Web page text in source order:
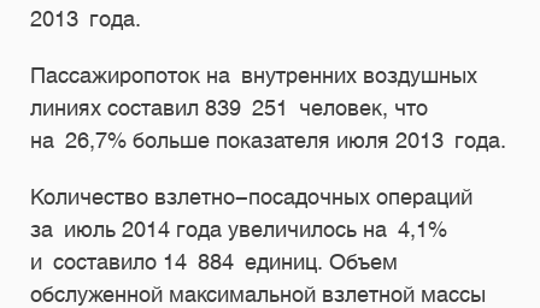
2013 года.
Пассажиропоток на внутренних воздушных
линиях составил 839 251 человек, что
на 26,7% больше показателя июля 2013 года.
Количество взлетно-посадочных операций
за июль 2014 года увеличилось на 4,1%
и составило 14 884 единиц. Объем
обслуженной максимальной взлетной массы